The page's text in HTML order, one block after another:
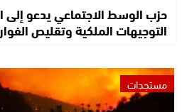
حزب الوسط الاجتماعي يدعو إلى
التوجيهات الملكية وتقليص
مستجدات